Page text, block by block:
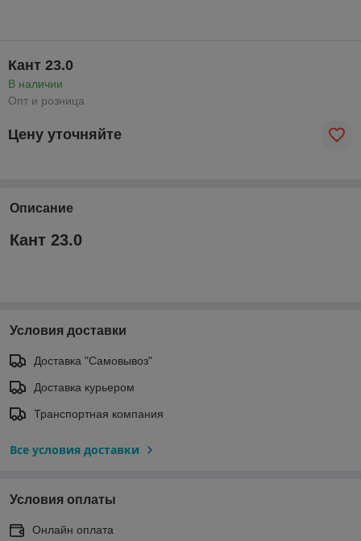
Кант 23.0
В наличии
Опт и розница
Цену уточняйте
Описание
Кант 23.0
Условия доставки
Доставка "Самовывоз"
Доставка курьером
Транспортная компания
Все условия доставки
Условия оплаты
Онлайн оплата